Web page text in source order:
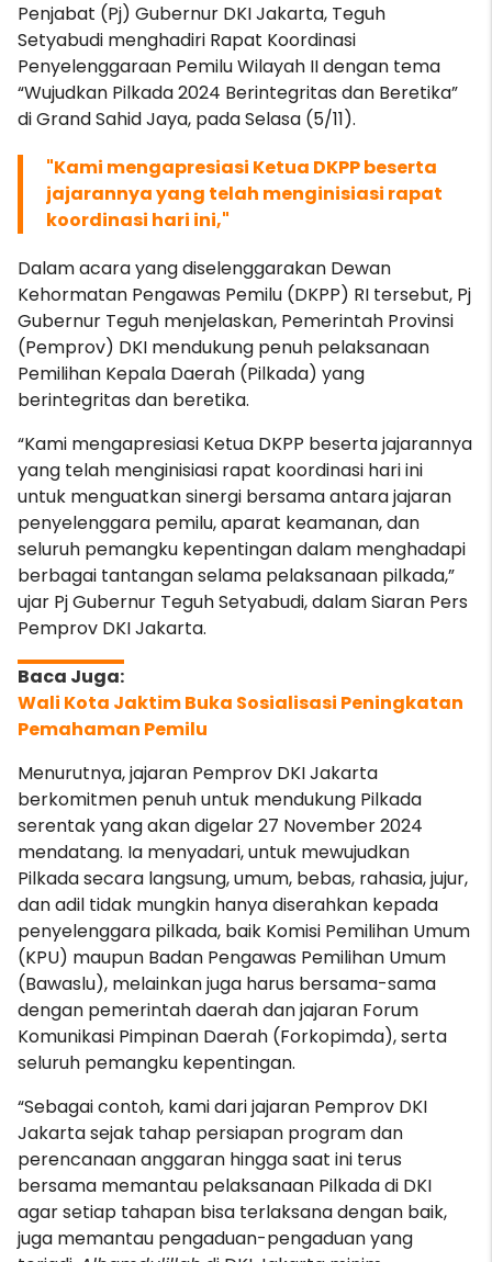
Penjabat (Pj) Gubernur DKI Jakarta, Teguh
Setyabudi menghadiri Rapat Koordinasi
Penyelenggaraan Pemilu Wilayah II dengan tema
“Wujudkan Pilkada 2024 Berintegritas dan Beretika”
di Grand Sahid Jaya, pada Selasa (5/11).
"Kami mengapresiasi Ketua DKPP beserta
jajarannya yang telah menginisiasi rapat
koordinasi hari ini,"
Dalam acara yang diselenggarakan Dewan
Kehormatan Pengawas Pemilu (DKPP) RI tersebut, Pj
Gubernur Teguh menjelaskan, Pemerintah Provinsi
(Pemprov) DKI mendukung penuh pelaksanaan
Pemilihan Kepala Daerah (Pilkada) yang
berintegritas dan beretika.
“Kami mengapresiasi Ketua DKPP beserta jajarannya
yang telah menginisiasi rapat koordinasi hari ini
untuk menguatkan sinergi bersama antara jajaran
penyelenggara pemilu, aparat keamanan, dan
seluruh pemangku kepentingan dalam menghadapi
berbagai tantangan selama pelaksanaan pilkada,”
ujar Pj Gubernur Teguh Setyabudi, dalam Siaran Pers
Pemprov DKI Jakarta.
Wali Kota Jaktim Buka Sosialisasi Peningkatan
Pemahaman Pemilu
Menurutnya, jajaran Pemprov DKI Jakarta
berkomitmen penuh untuk mendukung Pilkada
serentak yang akan digelar 27 November 2024
mendatang. Ia menyadari, untuk mewujudkan
Pilkada secara langsung, umum, bebas, rahasia, jujur,
dan adil tidak mungkin hanya diserahkan kepada
penyelenggara pilkada, baik Komisi Pemilihan Umum
(KPU) maupun Badan Pengawas Pemilihan Umum
(Bawaslu), melainkan juga harus bersama-sama
dengan pemerintah daerah dan jajaran Forum
Komunikasi Pimpinan Daerah (Forkopimda), serta
seluruh pemangku kepentingan.
“Sebagai contoh, kami dari jajaran Pemprov DKI
Jakarta sejak tahap persiapan program dan
perencanaan anggaran hingga saat ini terus
bersama memantau pelaksanaan Pilkada di DKI
agar setiap tahapan bisa terlaksana dengan baik,
juga memantau pengaduan-pengaduan yang